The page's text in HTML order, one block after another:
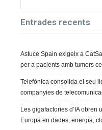
Entrades recents
Astuce Spain exigeix a
per a pacients amb tumors
Telefónica consolida el seu
companyies de
Les gigafactories d’IA
Europa en dades, energia,